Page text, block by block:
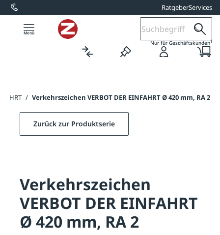
springen RatgeberServices
Nur für Geschäftskunden1
/ Verkehrszeichen VERBOT DER EINFAHRT Ø 420 mm, RA 2
Zurück zur Produktserie
Verkehrszeichen
VERBOT DER EINFAHRT
Ø 420 mm, RA 2